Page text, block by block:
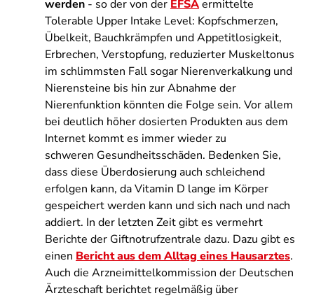
werden - so der von der EFSAermittelte
Tolerable Upper Intake Level: Kopfschmerzen,
Übelkeit, Bauchkrämpfen und Appetitlosigkeit,
Erbrechen, Verstopfung, reduzierter Muskeltonus
im schlimmsten Fall sogar Nierenverkalkung und
Nierensteine bis hin zur Abnahme der
Nierenfunktion könnten die Folge sein. Vor allem
bei deutlich höher dosierten Produkten aus dem
Internet kommt es immer wieder zu
schweren Gesundheitsschäden. Bedenken Sie,
dass diese Überdosierung auch schleichend
erfolgen kann, da Vitamin D lange im Körper
gespeichert werden kann und sich nach und nach
addiert. In der letzten Zeit gibt es vermehrt
Berichte der Giftnotrufzentrale dazu. Dazu gibt es
einen Bericht aus dem Alltag eines Hausarztes.
Auch die Arzneimittelkommission der Deutschen
Ärzteschaft berichtet regelmäßig über